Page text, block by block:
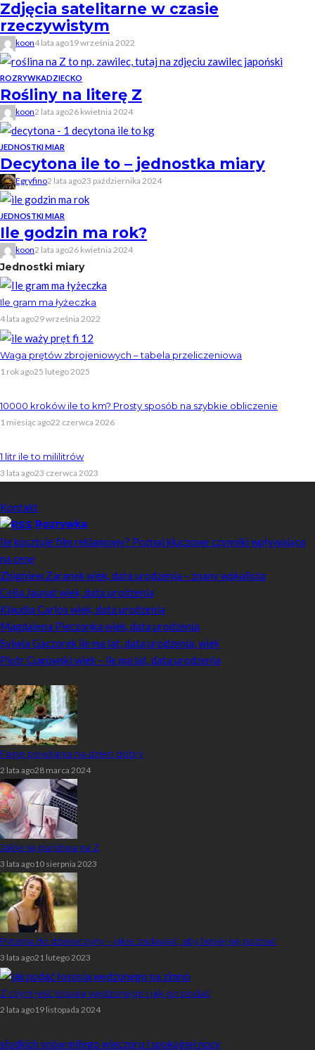
Zdjęcia satelitarne w czasie
rzeczywistym
koon4 lata ago19 września 2022
ROZRYWKADZIECKO
Rośliny na literę Z
koon2 lata ago26 kwietnia 2024
JEDNOSTKI MIAR
Decytona ile to – jednostka miary
Egryfino2 lata ago23 października 2024
JEDNOSTKI MIAR
Ile godzin ma rok?
koon2 lata ago26 kwietnia 2024
Jednostki miary
Ile gram ma łyżeczka
4 lata ago29 września 2022
Waga prętów zbrojeniowych – tabela przeliczeniowa
1 rok ago25 lutego 2025
10000 kroków ile to km? Prosty sposób na szybkie obliczenie
1 miesiąc ago22 czerwca 2026
1 litr ile to mililitrów
3 lata ago23 czerwca 2023
Kontakt
Rozrywka
Ile kosztuje film reklamowy? Poznaj kluczowe czynniki wpływające
na cenę
Zbigniew Zaranek wiek, data urodzenia – znany wokalista
Celia Jaunat wiek, data urodzenia
Klaudia Carlos wiek, data urodzenia
Magdalena Pieczonka wiek, data urodzenia
Sylwia Gaczorek ile ma lat, data urodzenia, wiek
Piotr Cugowski wiek – ile ma lat, data urodzenia
Fajne powitania na dzień dobry
2 lata ago28 marca 2024
Jakie są państwa na Z
3 lata ago10 sierpnia 2023
Pytania do dziewczyny – jakie zadawać, aby lepiej się poznać
3 lata ago21 lutego 2023
Z czym jeść łososia wędzonego i jak go podać
2 lata ago19 listopada 2024
słodkich snów miłego wieczoru i spokojnej nocy